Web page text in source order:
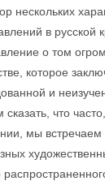
нескольких
в русской
о том
которое
и
что
мы встречаем